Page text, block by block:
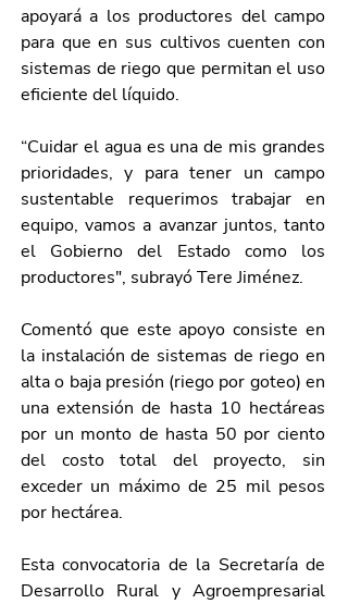
apoyará a los productores del campo
para que en sus cultivos cuenten con
sistemas de riego que permitan el uso
eficiente del líquido.
“Cuidar el agua es una de mis grandes
prioridades, y para tener un campo
sustentable requerimos trabajar en
equipo, vamos a avanzar juntos, tanto
el Gobierno del Estado como los
productores", subrayó Tere Jiménez.
Comentó que este apoyo consiste en
la instalación de sistemas de riego en
alta o baja presión (riego por goteo) en
una extensión de hasta 10 hectáreas
por un monto de hasta 50 por ciento
del costo total del proyecto, sin
exceder un máximo de 25 mil pesos
por hectárea.
Esta convocatoria de la Secretaría de
Desarrollo Rural y Agroempresarial